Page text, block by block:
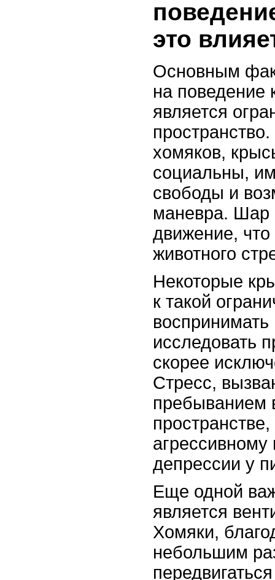
это
Основным
на
является
хомяков,
социальны,
свободы и
маневра. Шар
движение,
животного
Некоторые
к такой
исследовать
скорее
Стресс,
пребыванием
депрессии у
Еще одной
является
Хомяки,
небольшим